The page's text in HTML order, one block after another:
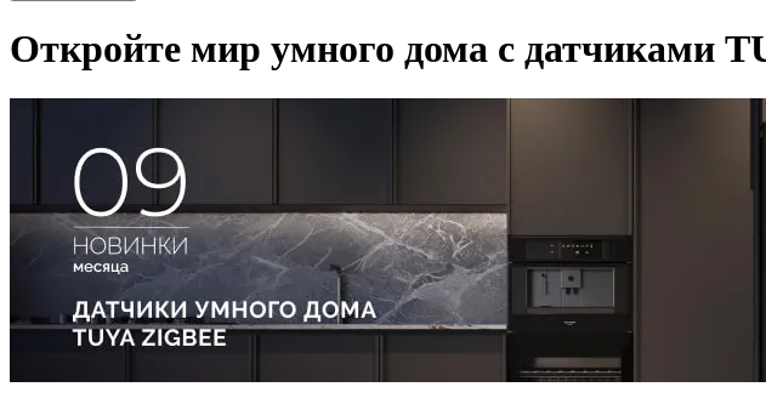
Откройте мир умного дома с датчиками